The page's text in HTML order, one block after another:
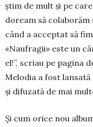
știm de mult și pe
doream să
când a acceptat să
«Naufragii» este un
el!”, scriau pe pagina
Melodia a fost
și difuzată de mai
Și cum orice nou